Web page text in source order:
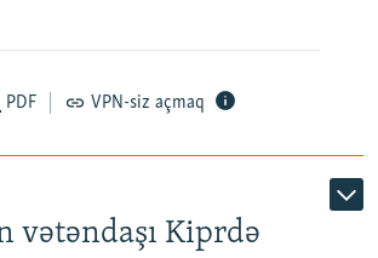
PDF VPN-siz açmaq
vətəndaşı Kiprdə